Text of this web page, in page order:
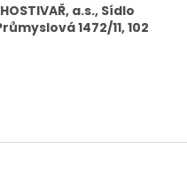
a.s., Sídlo
1472/11, 102